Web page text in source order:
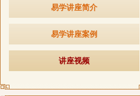
易学讲座简介
易学讲座案例
讲座视频